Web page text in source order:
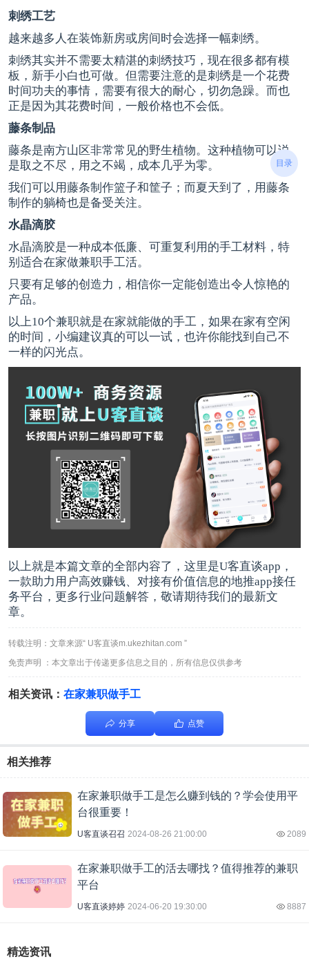
刺绣工艺
越来越多人在装饰新房或房间时会选择一幅刺绣。
刺绣其实并不需要太精湛的刺绣技巧，现在很多都有模
板，新手小白也可做。但需要注意的是刺绣是一个花费
时间功夫的事情，需要有很大的耐心，切勿急躁。而也
正是因为其花费时间，一般价格也不会低。
藤条制品
藤条是南方山区非常常见的野生植物。这种植物可以说
是取之不尽，用之不竭，成本几乎为零。
我们可以用藤条制作篮子和筐子；而夏天到了，用藤条
制作的躺椅也是备受关注。
水晶滴胶
水晶滴胶是一种成本低廉、可重复利用的手工材料，特
别适合在家做兼职手工活。
只要有足够的创造力，相信你一定能创造出令人惊艳的
产品。
以上10个兼职就是在家就能做的手工，如果在家有空闲
的时间，小编建议真的可以一试，也许你能找到自己不
一样的闪光点。
以上就是本篇文章的全部内容了，这里是U客直谈app，
一款助力用户高效赚钱、对接有价值信息的地推app接任
务平台 ，更多行业问题解答，敬请期待我们的最新文
章。
转载注明：文章来源“ U客直谈m.ukezhitan.com ”
免责声明 ：本文章出于传递更多信息之目的，所有信息仅供参考
相关资讯： 在家兼职做手工
分享 点赞
相关推荐
在家兼职做手工是怎么赚到钱的？学会使用平
台很重要！
U客直谈召召 2024-08-26 21:00:00 2089
在家兼职做手工的活去哪找？值得推荐的兼职
平台
U客直谈婷婷 2024-06-20 19:30:00 8887
精选资讯
目录